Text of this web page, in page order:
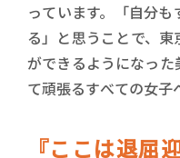
っています。「自分
る」と思うことで、
ができるようになっ
て頑張るすべての女子
『ここは退